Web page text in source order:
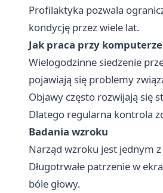
Profilaktyka pozwala
kondycję przez wiele lat.
Jak praca przy
Wielogodzinne siedzenie
pojawiają się problemy
Objawy często rozwijają się
Dlatego regularna kontrola
Badania wzroku
Narząd wzroku jest jednym
Długotrwałe patrzenie w
bóle głowy.